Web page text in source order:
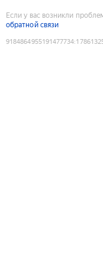
Если у вас возникли
обратной связи
9184864955191477734: